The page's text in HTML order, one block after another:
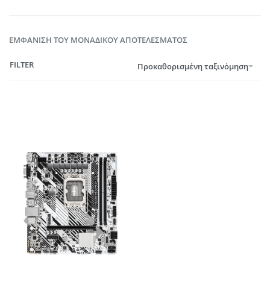
ΕΜΦΆΝΙΣΗ ΤΟΥ ΜΟΝΑΔΙΚΟΎ ΑΠΟΤΕΛΈΣΜΑΤΟΣ
Προκαθορισμένη ταξινόμηση
FILTER